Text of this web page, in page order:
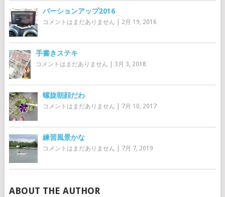
バーションアップ2016
コメントはまだありません 2月 19, 2016
手書きステキ
コメントはまだありません 3月 3, 2018
螺旋朝顔だわ
コメントはまだありません 7月 10, 2017
練習風景かな
コメントはまだありません 7月 7, 2019
ABOUT THE AUTHOR